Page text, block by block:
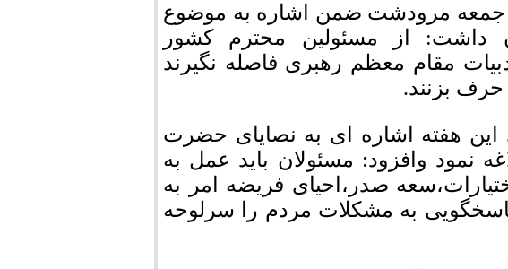
مرودشت ضمن اشاره به موضوع
داشت: از مسئولین محترم کشور
مقام معظم رهبری فاصله نگیرند
بزنند.
هفته اشاره ای به نصایای حضرت
نمود وافزود: مسئولان باید عمل به
صدر،احیای فریضه امر به
به مشکلات مردم را سرلوحه